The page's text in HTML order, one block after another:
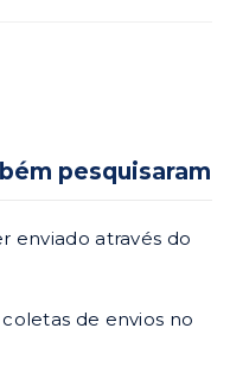
pesquisaram
enviado através do
de envios no